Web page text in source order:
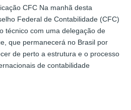
CFC Na manhã desta
Federal de Contabilidade (CFC)
técnico com uma delegação de
que permanecerá no Brasil por
de perto a estrutura e o processo
de contabilidade